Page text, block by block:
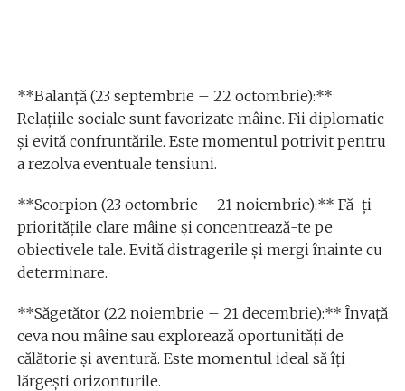
**Balanță (23 septembrie – 22 octombrie):**
Relațiile sociale sunt favorizate mâine. Fii diplomatic
și evită confruntările. Este momentul potrivit pentru
a rezolva eventuale tensiuni.
**Scorpion (23 octombrie – 21 noiembrie):** Fă-ți
prioritățile clare mâine și concentrează-te pe
obiectivele tale. Evită distragerile și mergi înainte cu
determinare.
**Săgetător (22 noiembrie – 21 decembrie):** Învață
ceva nou mâine sau explorează oportunități de
călătorie și aventură. Este momentul ideal să îți
lărgești orizonturile.